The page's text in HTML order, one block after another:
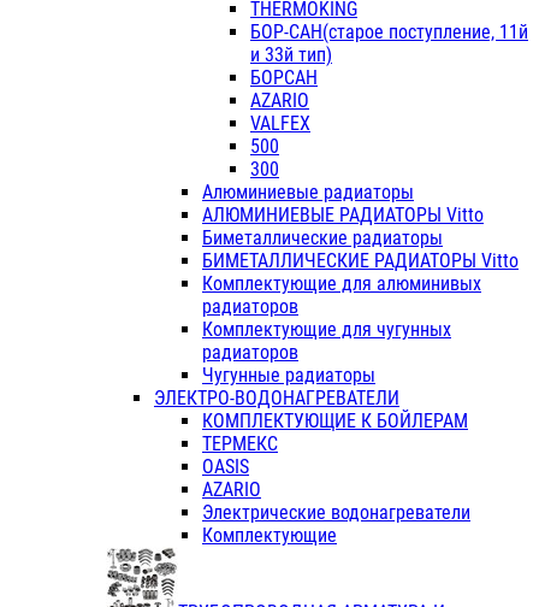
THERMOKING
БОР-САН(старое поступление, 11й
и 33й тип)
БОРСАН
AZARIO
VALFEX
500
300
Алюминиевые радиаторы
АЛЮМИНИЕВЫЕ РАДИАТОРЫ Vitto
Биметаллические радиаторы
БИМЕТАЛЛИЧЕСКИЕ РАДИАТОРЫ Vitto
Комплектующие для алюминивых
радиаторов
Комплектующие для чугунных
радиаторов
Чугунные радиаторы
ЭЛЕКТРО-ВОДОНАГРЕВАТЕЛИ
КОМПЛЕКТУЮЩИЕ К БОЙЛЕРАМ
ТЕРМЕКС
OASIS
AZARIO
Электрические водонагреватели
Комплектующие